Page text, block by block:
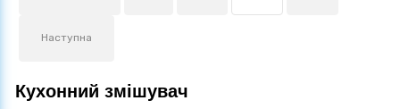
Наступна
Кухонний змішувач